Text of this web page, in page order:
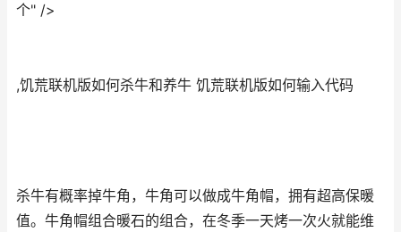
个" />
,饥荒联机版如何杀牛和养牛 饥荒联机版如何输入代码
杀牛有概率掉牛角，牛角可以做成牛角帽，拥有超高保暖
值。牛角帽组合暖石的组合，在冬季一天烤一次火就能维